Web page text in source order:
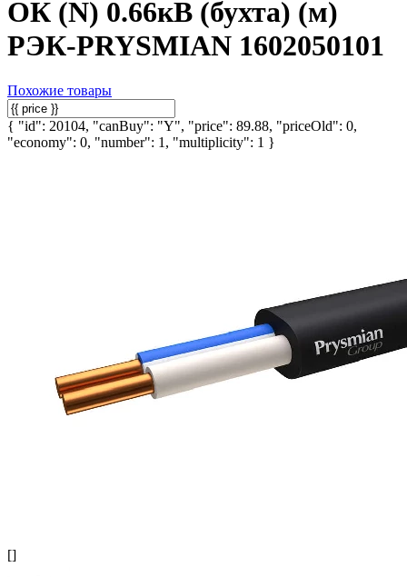
ОК (N) 0.66кВ (бухта) (м)
РЭК-PRYSMIAN 1602050101
Похожие товары
{ "id": 20104, "canBuy": "Y", "price": 89.88, "priceOld": 0,
"economy": 0, "number": 1, "multiplicity": 1 }
[]